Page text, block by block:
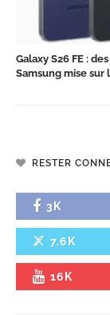
Galaxy S26 FE :
Samsung mise sur
RESTER
3K
7.6K
16K